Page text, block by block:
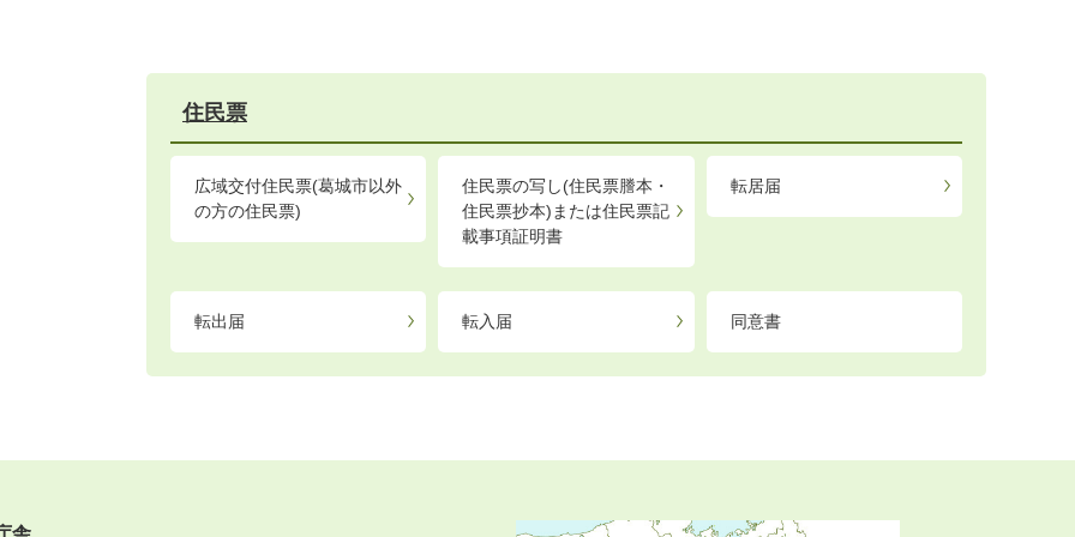
住民票
広域交付住民票(葛城市以外
の方の住民票)
住民票の写し(住民票謄本・
住民票抄本)または住民票記
載事項証明書
転居届
転出届 転入届 同意書